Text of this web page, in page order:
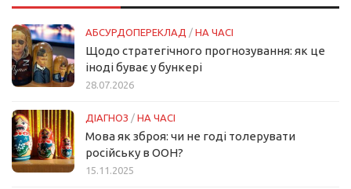
АБСУРДОПЕРЕКЛАД / НА ЧАСІ
Щодо стратегічного прогнозування: як це
іноді буває у бункері
28.07.2026
ДІАГНОЗ / НА ЧАСІ
Мова як зброя: чи не годі толерувати
російську в ООН?
15.11.2025